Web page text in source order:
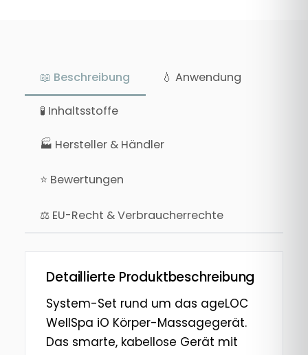
📖 Beschreibung 💧 Anwendung
🧪 Inhaltsstoffe
🏭 Hersteller & Händler
⭐ Bewertungen
⚖ EU-Recht & Verbraucherrechte
Detaillierte Produktbeschreibung
System-Set rund um das ageLOC
WellSpa iO Körper-Massagegerät.
Das smarte, kabellose Gerät mit